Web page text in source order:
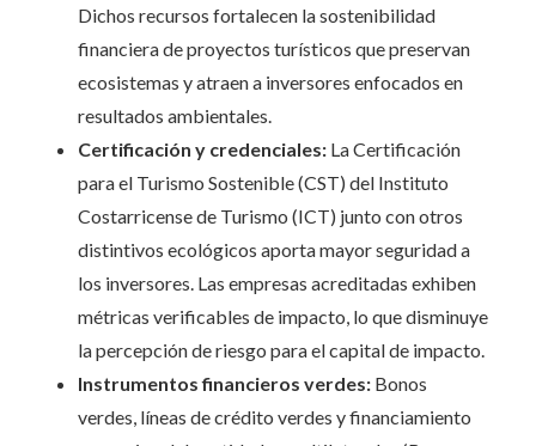
Dichos recursos fortalecen la sostenibilidad
financiera de proyectos turísticos que preservan
ecosistemas y atraen a inversores enfocados en
resultados ambientales.
Certificación y credenciales: La Certificación
para el Turismo Sostenible (CST) del Instituto
Costarricense de Turismo (ICT) junto con otros
distintivos ecológicos aporta mayor seguridad a
los inversores. Las empresas acreditadas exhiben
métricas verificables de impacto, lo que disminuye
la percepción de riesgo para el capital de impacto.
Instrumentos financieros verdes: Bonos
verdes, líneas de crédito verdes y financiamiento